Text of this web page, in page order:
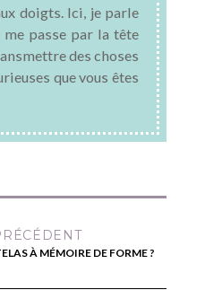
doigts. Ici, je parle
passe par la tête
des choses
que vous êtes
À MÉMOIRE DE FORME ?